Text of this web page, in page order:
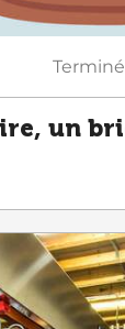
Terminé
un